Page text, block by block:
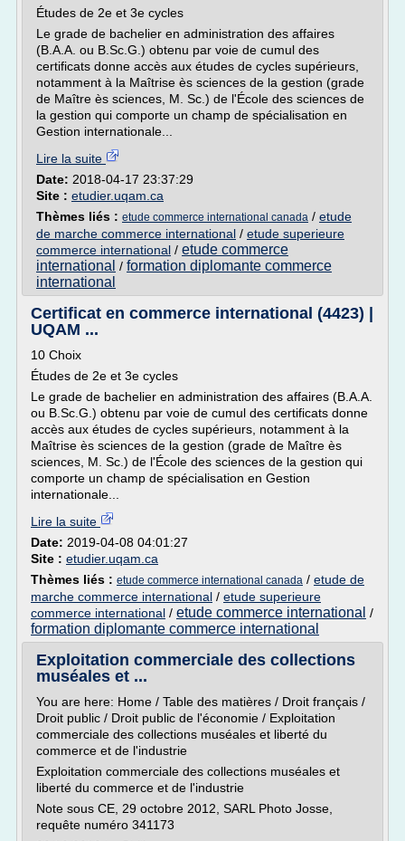
Études de 2e et 3e cycles
Le grade de bachelier en administration des affaires
(B.A.A. ou B.Sc.G.) obtenu par voie de cumul des
certificats donne accès aux études de cycles supérieurs,
notamment à la Maîtrise ès sciences de la gestion (grade
de Maître ès sciences, M. Sc.) de l'École des sciences de
la gestion qui comporte un champ de spécialisation en
Gestion internationale...
Lire la suite
Date: 2018-04-17 23:37:29
Site : etudier.uqam.ca
Thèmes liés : etude commerce international canada / etude
de marche commerce international / etude superieure
commerce international / etude commerce
international / formation diplomante commerce
international
Certificat en commerce international (4423) |
UQAM ...
10 Choix
Études de 2e et 3e cycles
Le grade de bachelier en administration des affaires (B.A.A.
ou B.Sc.G.) obtenu par voie de cumul des certificats donne
accès aux études de cycles supérieurs, notamment à la
Maîtrise ès sciences de la gestion (grade de Maître ès
sciences, M. Sc.) de l'École des sciences de la gestion qui
comporte un champ de spécialisation en Gestion
internationale...
Lire la suite
Date: 2019-04-08 04:01:27
Site : etudier.uqam.ca
Thèmes liés : etude commerce international canada / etude de
marche commerce international / etude superieure
commerce international / etude commerce international /
formation diplomante commerce international
Exploitation commerciale des collections
muséales et ...
You are here: Home / Table des matières / Droit français /
Droit public / Droit public de l'économie / Exploitation
commerciale des collections muséales et liberté du
commerce et de l'industrie
Exploitation commerciale des collections muséales et
liberté du commerce et de l'industrie
Note sous CE, 29 octobre 2012, SARL Photo Josse,
requête numéro 341173